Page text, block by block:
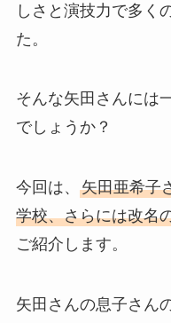
しさと演技力で多く
た。
そんな矢田さんには
でしょうか？
今回は、 矢田亜希子
学校、さらには改名
ご紹介します。
矢田さんの息子さん